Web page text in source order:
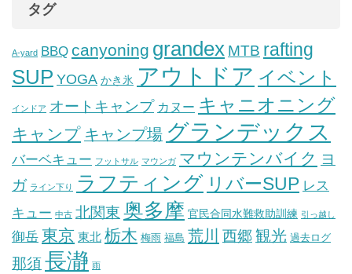
タグ
A-yard BBQ canyoning grandex MTB rafting
SUP YOGA かき氷 アウトドア イベント
インドア オートキャンプ カヌー キャニオニング
キャンプ キャンプ場 グランデックス
バーベキュー フットサル マウンガ マウンテンバイク ヨ
ガ ライン下り ラフティング リバーSUP レス
キュー 中古 北関東 奥多摩 官民合同水難救助訓練 引っ越し
御岳 東京 東北 栃木 梅雨 福島 荒川 西郷観光 過去ログ
那須長瀞 雨